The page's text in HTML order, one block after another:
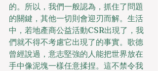
的。所以，我們一般認為，抓住了問題
的關鍵，其他一切則會迎刃而解。生活
中，若地產商公益活動CSR出現了，我
們就不得不考慮它出現了的事實。歌德
曾經說過，意志堅強的人能把世界放在
手中像泥塊一樣任意揉捏。這不禁令我